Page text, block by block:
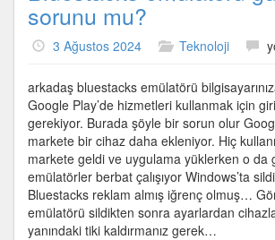
sorunu mu?
3 Ağustos 2024 Teknoloji
arkadaş bluestacks emülatörü
Google Play’de hizmetleri kullanmak için
gerekiyor. Burada şöyle bir sorun olur
markete bir cihaz daha ekleniyor. Hiç
markete geldi ve uygulama yüklerken o da
emülatörler berbat çalışıyor Windows’ta
Bluestacks reklam almış iğrenç olmuş…
emülatörü sildikten sonra ayarlardan
yanındaki tiki kaldırmanız gerek…